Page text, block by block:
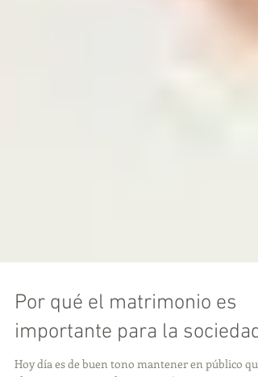
Por qué el matrimonio es